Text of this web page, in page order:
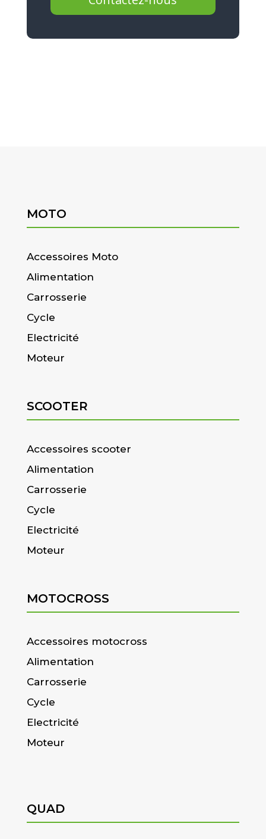
MOTO
Accessoires Moto
Alimentation
Carrosserie
Cycle
Electricité
Moteur
SCOOTER
Accessoires scooter
Alimentation
Carrosserie
Cycle
Electricité
Moteur
MOTOCROSS
Accessoires motocross
Alimentation
Carrosserie
Cycle
Electricité
Moteur
QUAD